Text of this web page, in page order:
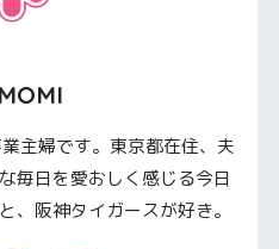
主婦です。東京都在住、夫
毎日を愛おしく感じる今日
、阪神タイガースが好き。